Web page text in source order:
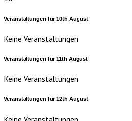
Veranstaltungen für10th August
Keine Veranstaltungen
Veranstaltungen für11th August
Keine Veranstaltungen
Veranstaltungen für12th August
Keine Veranstaltungen